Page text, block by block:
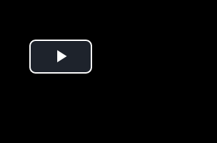
Play Video